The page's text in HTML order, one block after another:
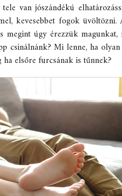
van jószándékú
kevesebbet fogok
megint úgy érezzük
csinálnánk? Mi lenne, ha
elsőre furcsának is tűnnek?